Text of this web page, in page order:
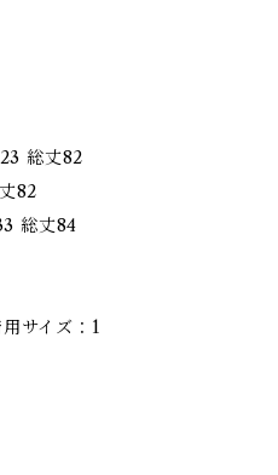
総丈82
82
総丈84
サイズ：1